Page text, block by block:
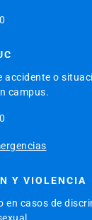
accidente o
campus.
Y VIOLENCIA
en casos de